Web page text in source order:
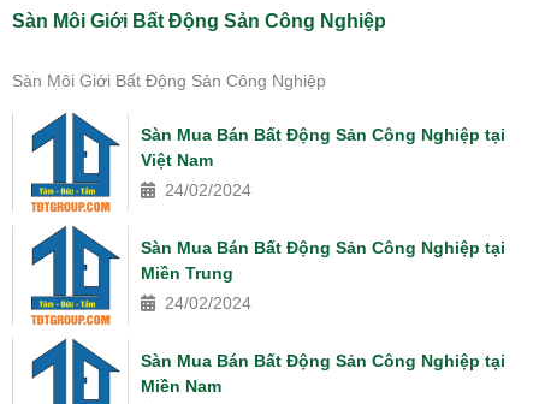
Sàn Môi Giới Bất Động Sản Công Nghiệp
Sàn Môi Giới Bất Động Sản Công Nghiệp
Sàn Mua Bán Bất Động Sản Công Nghiệp tại
Việt Nam
24/02/2024
Sàn Mua Bán Bất Động Sản Công Nghiệp tại
Miền Trung
24/02/2024
Sàn Mua Bán Bất Động Sản Công Nghiệp tại
Miền Nam